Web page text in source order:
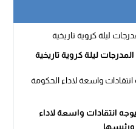
ليلة كروية تاريخية
انتقادات واسعة لاداء
ورئيسها